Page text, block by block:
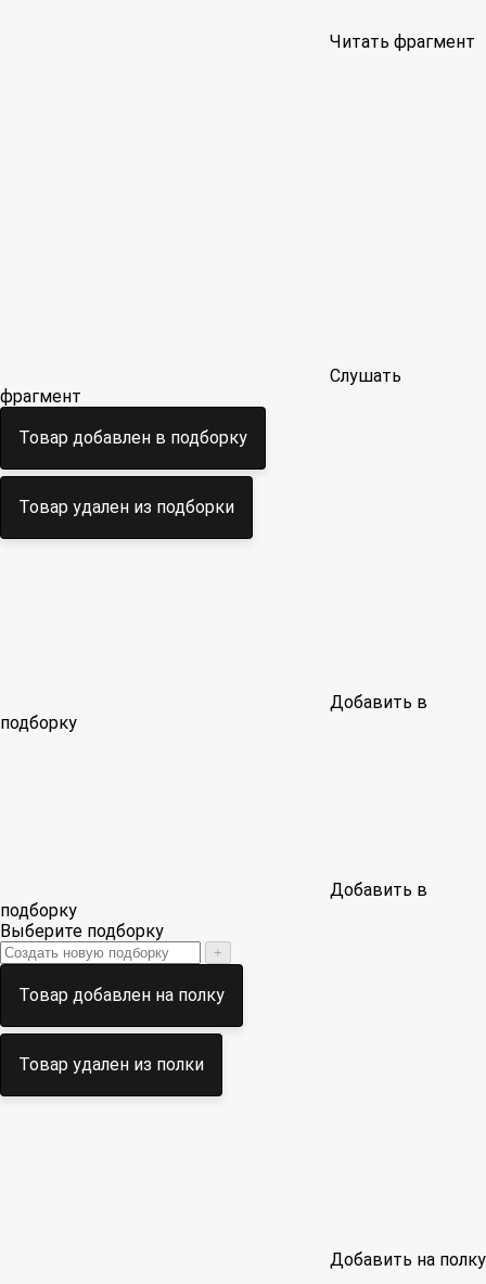
Читать фрагмент
Слушать
фрагмент
Товар добавлен в подборку
Товар удален из подборки
Добавить в
подборку
Добавить в
подборку
Выберите подборку
+
Товар добавлен на полку
Товар удален из полки
Добавить на полку